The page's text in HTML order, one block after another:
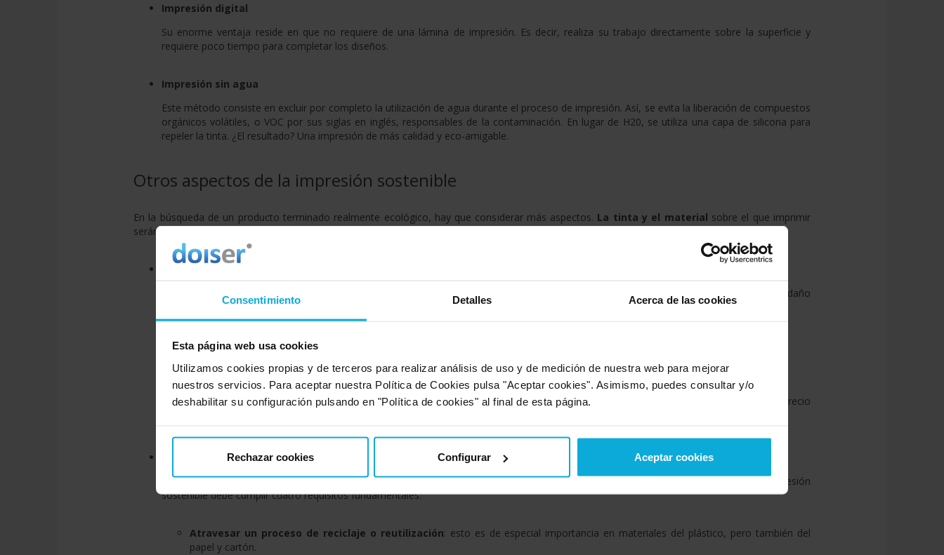
Consentimiento Detalles Acerca de las cookies
Esta página web usa cookies
Utilizamos cookies propias y de terceros para realizar análisis de uso y de medición de nuestra web para mejorar
nuestros servicios. Para aceptar nuestra Política de Cookies pulsa "Aceptar cookies". Asimismo, puedes consultar y/o
deshabilitar su configuración pulsando en "Política de cookies" al final de esta página.
Rechazar cookies Configurar Aceptar cookies
Impresión digital
Su enorme ventaja reside en que no requiere de una lámina de impresión. Es decir, realiza su trabajo directamente sobre la superficie y
requiere poco tiempo para completar los diseños.
Impresión sin agua
Este método consiste en excluir por completo la utilización de agua durante el proceso de impresión. Así, se evita la liberación de compuestos
orgánicos volátiles, o VOC por sus siglas en inglés, responsables de la contaminación. En lugar de H20, se utiliza una capa de silicona para
repeler la tinta. ¿El resultado? Una impresión de más calidad y eco-amigable.
Otros aspectos de la impresión sostenible
En la búsqueda de un producto terminado realmente ecológico, hay que considerar más aspectos. La tinta y el material sobre el que imprimir
serán factores decisivos que no solo repercutirán en la calidad, sino también en la sostenibilidad del proceso.
Las tintas con base de petróleo o plástico son muy contaminantes. Si bien logran buenos acabados, su calidad no compensa el enorme daño
medioambiental. Como alternativa existen tintas basadas en aceites vegetales, dentro de las que destacan tres:
Tinta basada en soja: es una de las más utilizadas, ya que reproduce una excelente calidad, comparable a las tintas tradicionales.
Tinta a base de aceite de linaza: la segunda más popular, gracias a su calidad y bajo coste.
Otros aceites vegetales: destacan el maíz, la canola y el cártamo, aunque su acabado no sea el mejor y supongan un precio
Materiales que no dañan el planeta
Este es uno de los ámbitos donde más se ha innovado en beneficio de la naturaleza. Para considerarse como tal, una base de impresión
sostenible debe cumplir cuatro requisitos fundamentales:
Atravesar un proceso de reciclaje o reutilización: esto es de especial importancia en materiales del plástico, pero también del
papel y cartón.